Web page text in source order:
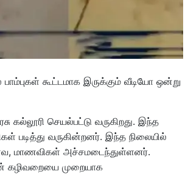
கூட்டமாக இருக்கும் வீடியோ ஒன்று
செயல்பட்டு வருகிறது. இந்த
படித்து வருகின்றனர். இந்த நிலையில்
மாணவிகள் அச்சமடைந்துள்ளனர்.
கழிவறையை முறையாக